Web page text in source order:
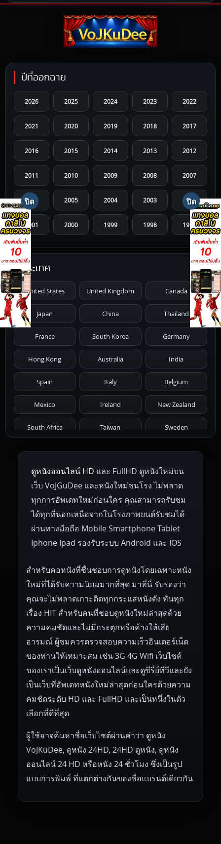
ปีที่ออกฉาย
2026 2025 2024 2023 2022
2021 2020 2019 2018 2017
2016 2015 2014 2013 2012
2011 2010 2009 2008 2007
2006 2005 2004 2003 2002
2001 2000 1999 1998 1997
1996 1995 1994 1993 1992
1991 1987
1986 1985 1984 1983 1982
1981 1980 1979 1978 1977
1976 1975 1974 1973 1972
1971 1970 1969 1968 1967
1966 1965 1964 1963 1962
1959 1955
1945 1942 1941 1940 1939
1938 1937 1930 1928 1916
ประเทศ
United States United Kingdom Canada
Japan China Thailand
France South Korea Germany
Hong Kong Australia India
Spain Italy Belgium
Mexico Ireland New Zealand
South Africa Taiwan Sweden
Netherlands Russia Poland
Hungary Denmark Bulgaria
Czech Republic Brazil Turkey
ดูหนังออนไลน์ HD และ FullHD ดูหนังใหม่บน
เว็บ VoJGuDee และหนังใหม่ชนโรง ไม่พลาด
ทุกการอัพเดทใหม่ก่อนใคร คุณสามารถรับชม
ได้ทุกที่นอกเหนือจากในโรงภาพยนต์รับชมได้
ผ่านทางมือถือ Mobile Smartphone Tablet
Iphone Ipad รองรับระบบ Android และ IOS
สำหรับคอหนังที่ชื่นชอบการดูหนังโดยเฉพาะหนัง
ใหม่ที่ได้รับความนิยมมากที่สุด มาที่นี่ รับรองว่า
คุณจะไม่พลาดเกาะติดทุกกระแสหนังดัง ทันทุก
เรื่อง HIT สำหรับคนที่ชอบดูหนังใหม่ล่าสุดด้วย
ความคมชัดและไม่มีกระตุกหรือค้างให้เสีย
อารมณ์ ผู้ชมควรตรวจสอบความเร็วอินเตอร์เน็ต
ของท่านให้เหมาะสม เช่น 3G 4G Wifi เว็บไซต์
ของเราเป็นเว็บดูหนังออนไลน์และดูซีรี่ย์ทีวีและยัง
เป็นเว็บที่อัพเดทหนังใหม่ล่าสุดก่อนใครด้วยความ
คมชัดระดับ HD และ FullHD และเป็นหนึ่งในตัว
เลือกที่ดีที่สุด
ผู้ใช้อาจค้นหาชื่อเว็บไซต์ผ่านคำว่า ดูหนัง
VoJKuDee, ดูหนัง 24HD, 24HD ดูหนัง, ดูหนัง
ออนไลน์ 24 HD หรือหนัง 24 ชั่วโมง ซึ่งเป็นรูป
แบบการพิมพ์ ที่แตกต่างกันของชื่อแบรนด์เดียวกัน